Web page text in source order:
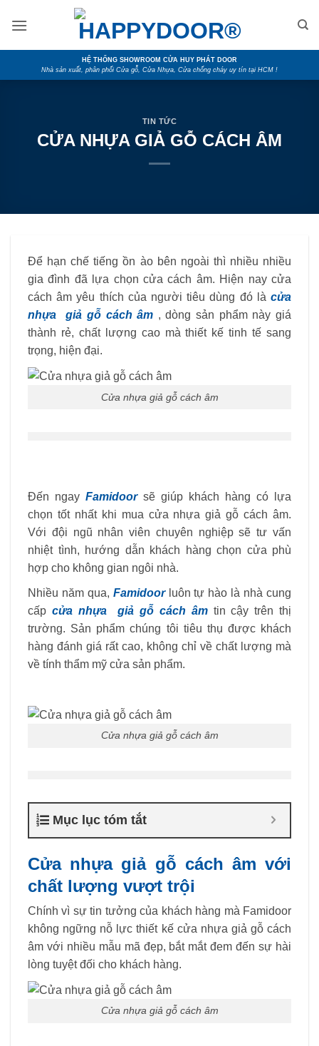
HỆ THỐNG SHOWROOM CỬA HUY PHÁT DOOR
Nhà sản xuất, phân phối Cửa gỗ, Cửa Nhựa, Cửa chống cháy uy tín tại HCM !
TIN TỨC
CỬA NHỰA GIẢ GỖ CÁCH ÂM
Để hạn chế tiếng ồn ào bên ngoài thì nhiều nhiều
gia đình đã lựa chọn cửa cách âm. Hiện nay cửa
cách âm yêu thích của người tiêu dùng đó là cửa
nhựa giả gỗ cách âm , dòng sản phẩm này giá
thành rẻ, chất lượng cao mà thiết kế tinh tế sang
trọng, hiện đại.
Cửa nhựa giả gỗ cách âm
Đến ngay Famidoorsẽ giúp khách hàng có lựa
chọn tốt nhất khi mua cửa nhựa giả gỗ cách âm.
Với đội ngũ nhân viên chuyên nghiệp sẽ tư vấn
nhiệt tình, hướng dẫn khách hàng chọn cửa phù
hợp cho không gian ngôi nhà.
Nhiều năm qua, Famidoor
luôn tự hào là nhà cung
cấp cửa nhựa giả gỗ cách âm tin cậy trên thị
trường. Sản phẩm chúng tôi tiêu thụ được khách
hàng đánh giá rất cao, không chỉ về chất lượng mà
về tính thẩm mỹ cửa sản phẩm.
Cửa nhựa giả gỗ cách âm
Mục lục tóm tắt
Cửa nhựa giả gỗ cách âm với
chất lượng vượt trội
Chính vì sự tin tưởng của khách hàng mà Famidoor
không ngững nỗ lực thiết kế cửa nhựa giả gỗ cách
âm với nhiều mẫu mã đẹp, bắt mắt đem đến sự hài
lòng tuyệt đối cho khách hàng.
Cửa nhựa giả gỗ cách âm